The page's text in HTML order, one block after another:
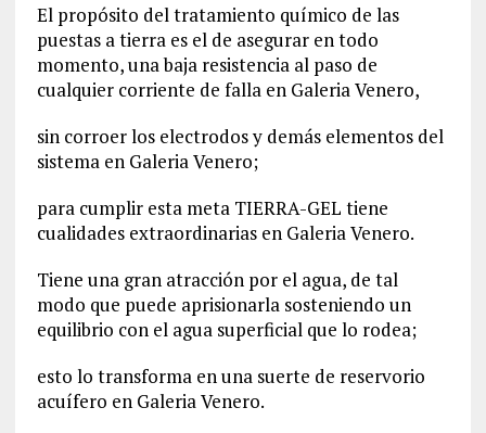
El propósito del tratamiento químico de las
puestas a tierra es el de asegurar en todo
momento, una baja resistencia al paso de
cualquier corriente de falla en Galeria Venero,
sin corroer los electrodos y demás elementos del
sistema en Galeria Venero;
para cumplir esta meta TIERRA-GEL tiene
cualidades extraordinarias en Galeria Venero.
Tiene una gran atracción por el agua, de tal
modo que puede aprisionarla sosteniendo un
equilibrio con el agua superficial que lo rodea;
esto lo transforma en una suerte de reservorio
acuífero en Galeria Venero.